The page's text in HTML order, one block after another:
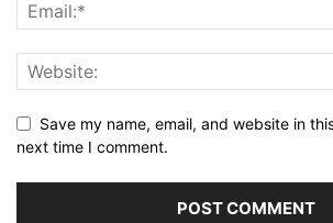
Save my name, email, and website in
next time I comment.